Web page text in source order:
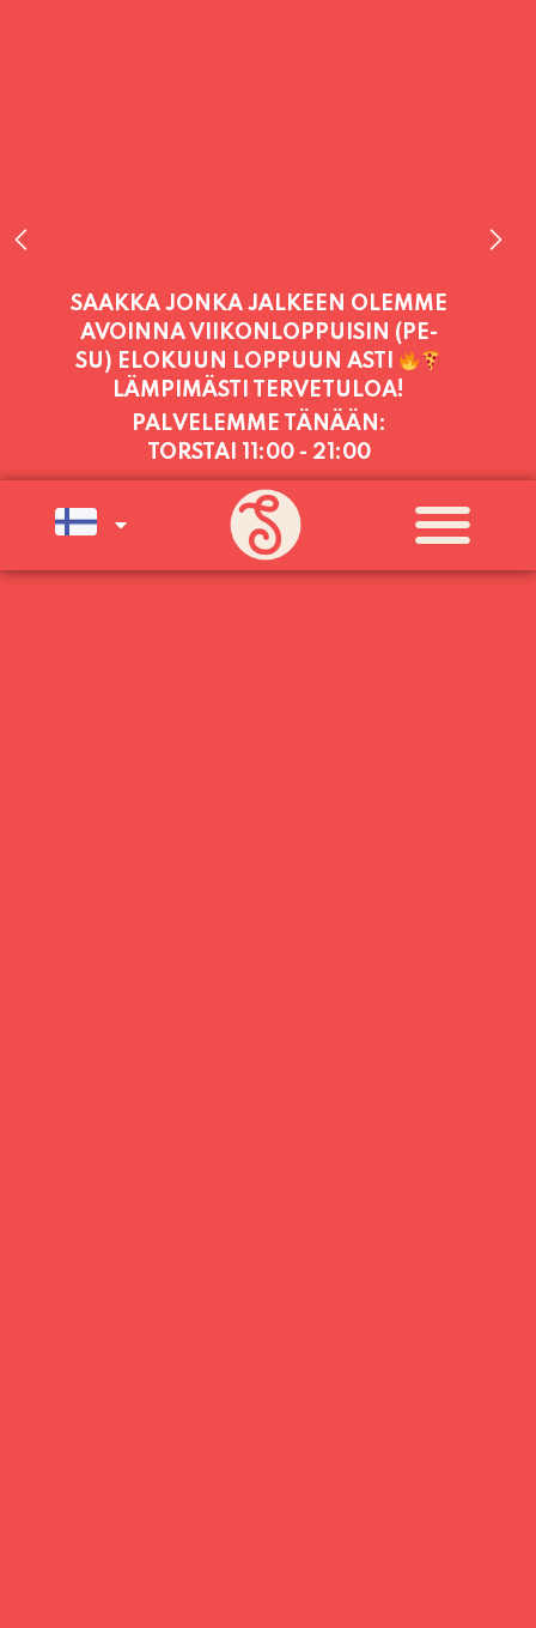
PALVELEMME TÄNÄÄN:
TORSTAI11:00 - 21:00
PALVELEMME PÄIVITTÄIN (MA-SU
KLO 11-21) SUNNUNTAIHIN 16.8.
SAAKKA JONKA JÄLKEEN OLEMME
AVOINNA VIIKONLOPPUISIN (PE-
SU) ELOKUUN LOPPUUN ASTI
LÄMPIMÄSTI TERVETULOA!